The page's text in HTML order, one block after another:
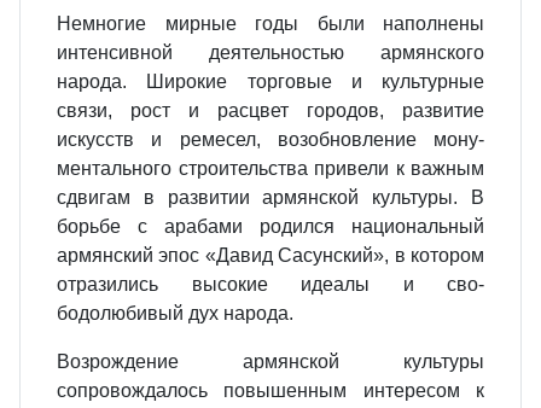
Немногие мирные годы были на­полнены
интенсивной деятельно­стью армянского
народа. Широкие торговые и культурные
связи, рост и расцвет городов, развитие
искусств и ремесел, возобновление мону­
ментального строительства привели к важным
сдвигам в развитии армян­ской культуры. В
борьбе с арабами родился национальный
армянский эпос «Давид Сасунский», в котором
отразились высокие идеалы и сво­
бодолюбивый дух народа.
Возрождение армянской культуры
сопровождалось повышенным ин­тересом к